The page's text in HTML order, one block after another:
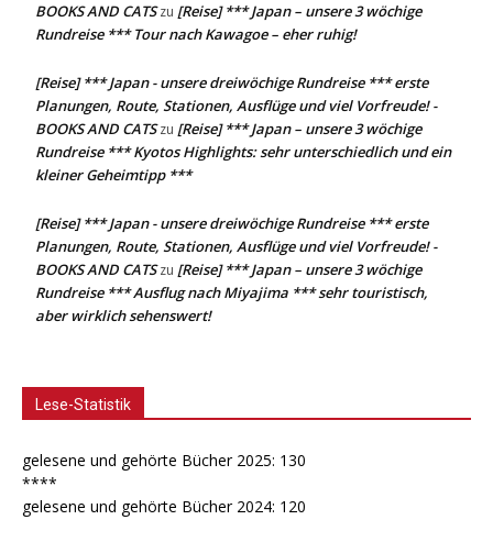
BOOKS AND CATSzu [Reise] *** Japan – unsere 3 wöchige
Rundreise *** Tour nach Kawagoe – eher ruhig!
[Reise] *** Japan - unsere dreiwöchige Rundreise *** erste
Planungen, Route, Stationen, Ausflüge und viel Vorfreude! -
BOOKS AND CATSzu [Reise] *** Japan – unsere 3 wöchige
Rundreise *** Kyotos Highlights: sehr unterschiedlich und ein
kleiner Geheimtipp ***
[Reise] *** Japan - unsere dreiwöchige Rundreise *** erste
Planungen, Route, Stationen, Ausflüge und viel Vorfreude! -
BOOKS AND CATSzu [Reise] *** Japan – unsere 3 wöchige
Rundreise *** Ausflug nach Miyajima *** sehr touristisch,
aber wirklich sehenswert!
Lese-Statistik
gelesene und gehörte Bücher 2025: 130
****
gelesene und gehörte Bücher 2024: 120